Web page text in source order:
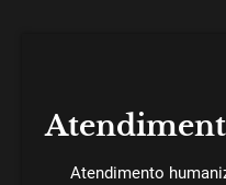
Atendimento